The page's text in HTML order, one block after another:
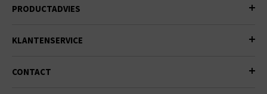
PRODUCTADVIES
KLANTENSERVICE
CONTACT